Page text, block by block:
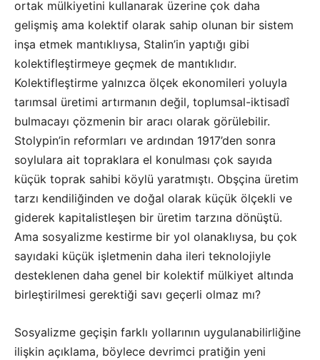
ortak mülkiyetini kullanarak üzerine çok daha
gelişmiş ama kolektif olarak sahip olunan bir sistem
inşa etmek mantıklıysa, Stalin’in yaptığı gibi
kolektifleştirmeye geçmek de mantıklıdır.
Kolektifleştirme yalnızca ölçek ekonomileri yoluyla
tarımsal üretimi artırmanın değil, toplumsal-iktisadî
bulmacayı çözmenin bir aracı olarak görülebilir.
Stolypin’in reformları ve ardından 1917’den sonra
soylulara ait topraklara el konulması çok sayıda
küçük toprak sahibi köylü yaratmıştı. Obşçina üretim
tarzı kendiliğinden ve doğal olarak küçük ölçekli ve
giderek kapitalistleşen bir üretim tarzına dönüştü.
Ama sosyalizme kestirme bir yol olanaklıysa, bu çok
sayıdaki küçük işletmenin daha ileri teknolojiyle
desteklenen daha genel bir kolektif mülkiyet altında
birleştirilmesi gerektiği savı geçerli olmaz mı?
Sosyalizme geçişin farklı yollarının uygulanabilirliğine
ilişkin açıklama, böylece devrimci pratiğin yeni